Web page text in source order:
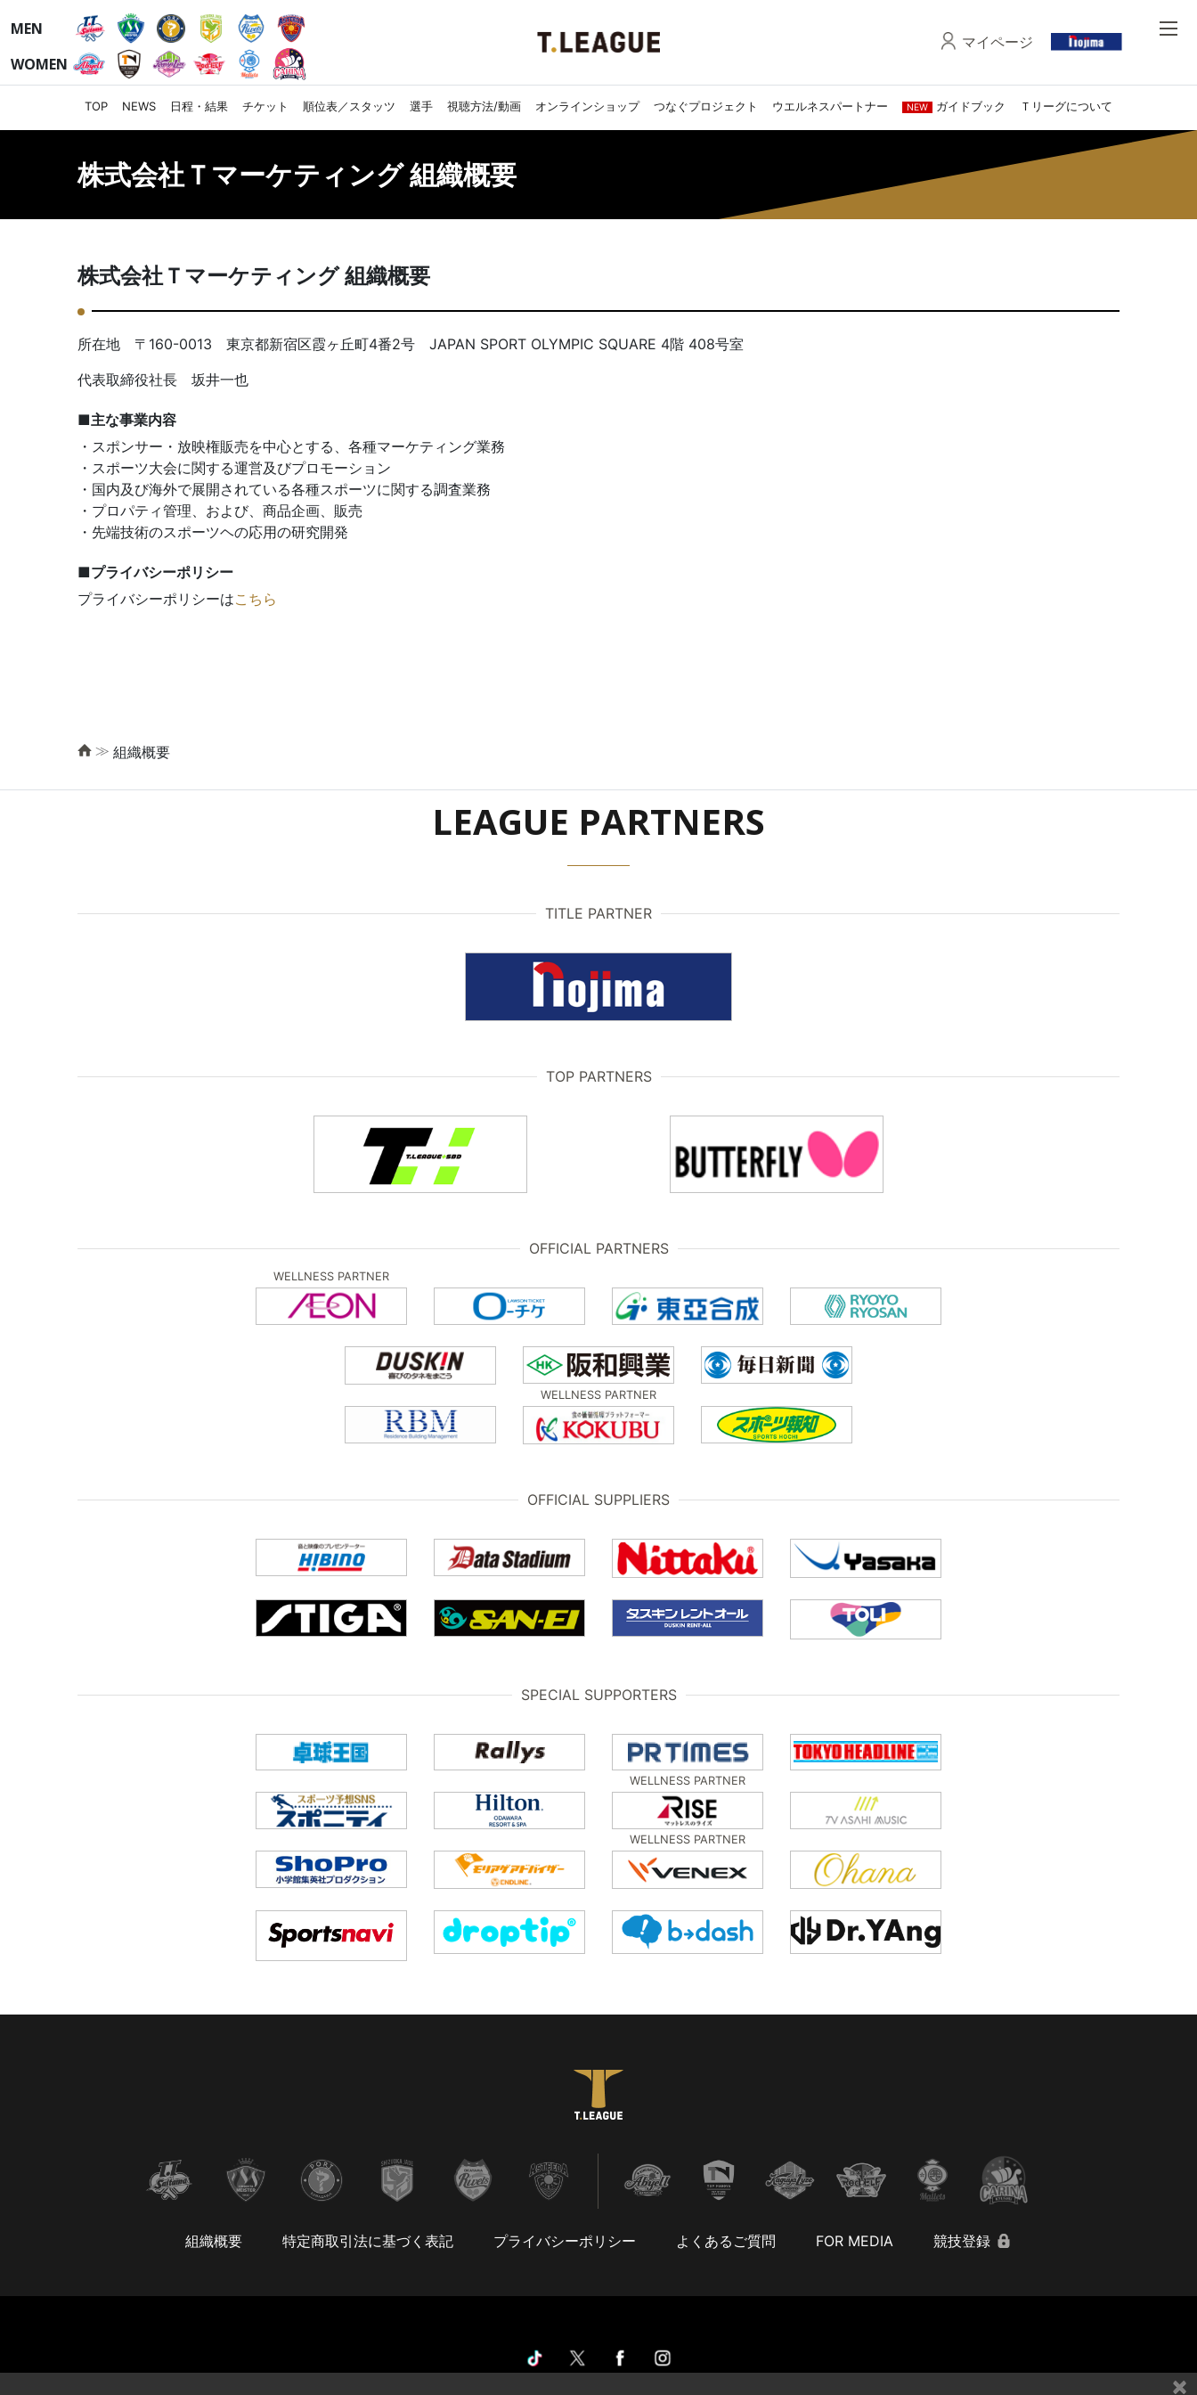
MEN
WOMEN
マイページ
TOP NEWS 日程・結果 チケット 順位表／スタッツ 選手 視聴方法/動画 オンラインショップ つなぐプロジェクト ウエルネスパートナー NEW ガイドブック Ｔリーグについて
株式会社Ｔマーケティング 組織概要
株式会社Ｔマーケティング 組織概要
所在地 〒160-0013 東京都新宿区霞ヶ丘町4番2号 JAPAN SPORT OLYMPIC SQUARE 4階 408号室
代表取締役社長 坂井一也
■主な事業内容
・スポンサー・放映権販売を中心とする、各種マーケティング業務
・スポーツ大会に関する運営及びプロモーション
・国内及び海外で展開されている各種スポーツに関する調査業務
・プロパティ管理、および、商品企画、販売
・先端技術のスポーツヘの応用の研究開発
■プライバシーポリシー
プライバシーポリシーはこちら
≫ 組織概要
LEAGUE PARTNERS
TITLE PARTNER
TOP PARTNERS
OFFICIAL PARTNERS
WELLNESS PARTNER
WELLNESS PARTNER
OFFICIAL SUPPLIERS
SPECIAL SUPPORTERS
WELLNESS PARTNER
WELLNESS PARTNER
組織概要 特定商取引法に基づく表記 プライバシーポリシー よくあるご質問 FOR MEDIA 競技登録
×